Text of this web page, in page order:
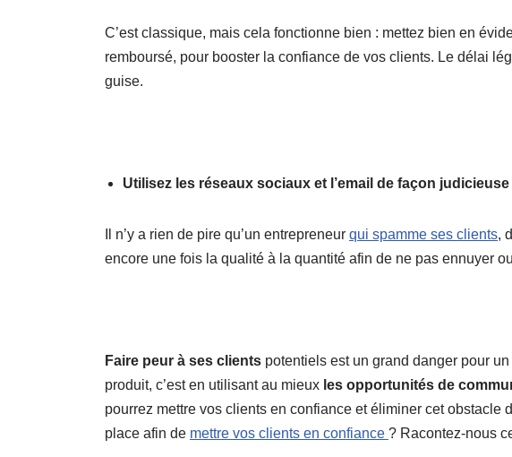
C’est classique, mais cela fonctionne bien : mettez bien en
remboursé, pour booster la confiance de vos clients. Le délai
guise.
Utilisez les réseaux sociaux et l’email de façon judicieuse
Il n’y a rien de pire qu’un entrepreneur qui spamme ses clients,
encore une fois la qualité à la quantité afin de ne pas ennuyer
Faire peur à ses clients potentiels est un grand danger pour
produit, c’est en utilisant au mieux les opportunités de
pourrez mettre vos clients en confiance et éliminer cet
place afin de mettre vos clients en confiance ? Racontez-nous